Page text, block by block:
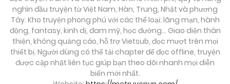
Tháng 9 27, 2025
Chương 48
Tháng 9 27, 2025
nghìn đầu truyện từ Việt Nam, Hàn, Trung, Nhật và phương
Tây. Kho truyện phong phú với các thể loại: lãng mạn, hành
động, fantasy, kinh dị, đam mỹ, học đường… Giao diện thân
thiện, không quảng cáo, hỗ trợ Vietsub, đọc mượt trên mọi
thiết bị. Người dùng có thể tải chapter để đọc offline, truyện
được cập nhật liên tục giúp bạn theo dõi nhanh mọi diễn
biến mới nhất.